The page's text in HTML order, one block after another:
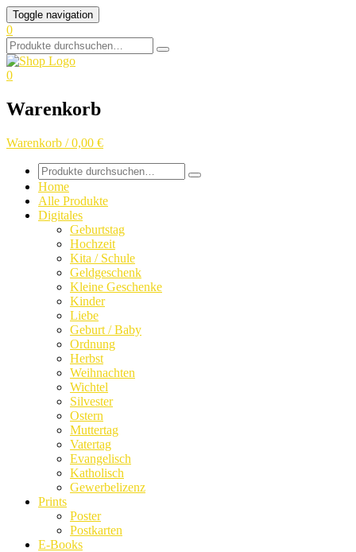
Skip
to
content
Toggle navigation
0
Search
for:
0
Warenkorb
Warenkorb / 0,00 €
Search
for:
Home
Alle Produkte
Digitales
Geburtstag
Hochzeit
Kita / Schule
Geldgeschenk
Kleine Geschenke
Kinder
Liebe
Geburt / Baby
Ordnung
Herbst
Weihnachten
Wichtel
Silvester
Ostern
Muttertag
Vatertag
Evangelisch
Katholisch
Gewerbelizenz
Prints
Poster
Postkarten
E-Books